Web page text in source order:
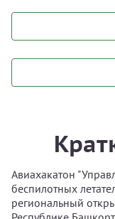
Авиахакатон
беспилотных
региональный